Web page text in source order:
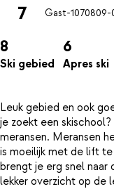
7 Gast-1070809-
8
Ski gebied
6
Apres ski
Leuk gebied en ook
je zoekt een
meransen. Meransen
is moeilijk met de lift
brengt je erg snel naar
lekker overzicht op de